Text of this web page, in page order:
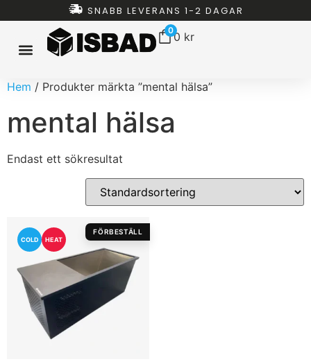
SNABB LEVERANS 1-2 DAGAR
00 kr
Hem / Produkter märkta ”mental hälsa”
mental hälsa
Endast ett sökresultat
FÖRBESTÄLL
HEAT
COLD